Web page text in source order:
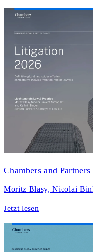
Chambers and
Moritz Blasy, Nicolai
Jetzt lesen